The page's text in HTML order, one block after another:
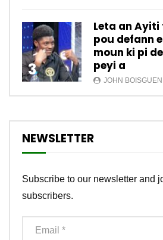
3
Leta an Ayiti
pou defann
moun ki pi
peyi a
JOHN
NEWSLETTER
Subscribe to our newsletter and
subscribers.